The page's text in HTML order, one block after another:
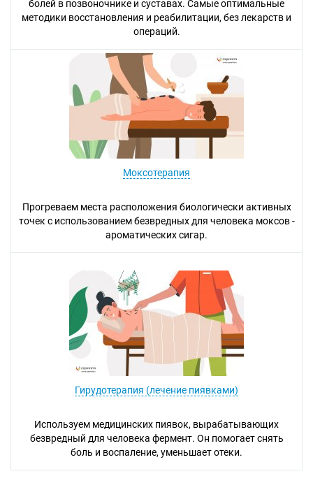
болей в позвоночнике и суставах. Самые оптимальные
методики восстановления и реабилитации, без лекарств и
операций.
Моксотерапия
Прогреваем места расположения биологически активных
точек с использованием безвредных для человека моксов -
ароматических сигар.
Гирудотерапия (лечение пиявками)
Используем медицинских пиявок, вырабатывающих
безвредный для человека фермент. Он помогает снять
боль и воспаление, уменьшает отеки.